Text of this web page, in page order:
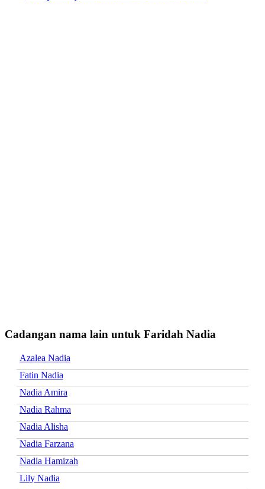
Cadangan nama lain untuk Faridah Nadia
Azalea Nadia
Fatin Nadia
Nadia Amira
Nadia Rahma
Nadia Alisha
Nadia Farzana
Nadia Hamizah
Lily Nadia